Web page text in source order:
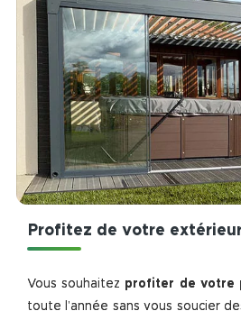
Profitez de votre
Vous souhaitez profiter de votre
toute l’année sans vous soucier